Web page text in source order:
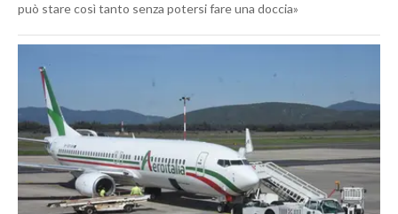
può stare così tanto senza potersi fare una doccia»